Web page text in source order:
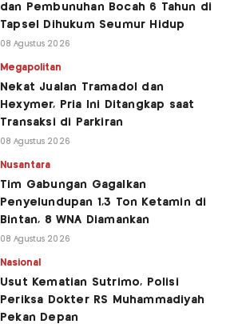
dan Pembunuhan Bocah 6 Tahun di
Tapsel Dihukum Seumur Hidup
08 Agustus 2026
Megapolitan
Nekat Jualan Tramadol dan
Hexymer, Pria Ini Ditangkap saat
Transaksi di Parkiran
08 Agustus 2026
Nusantara
Tim Gabungan Gagalkan
Penyelundupan 1,3 Ton Ketamin di
Bintan, 8 WNA Diamankan
08 Agustus 2026
Nasional
Usut Kematian Sutrimo, Polisi
Periksa Dokter RS Muhammadiyah
Pekan Depan